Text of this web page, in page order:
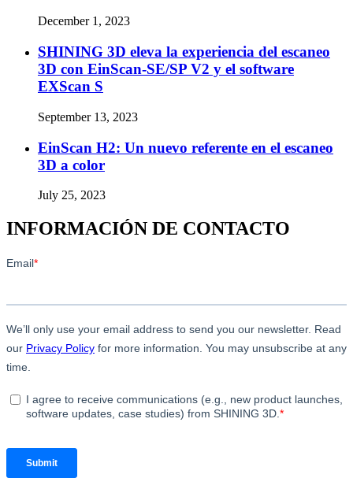
December 1, 2023
SHINING 3D eleva la experiencia del escaneo
3D con EinScan-SE/SP V2 y el software
EXScan S
September 13, 2023
EinScan H2: Un nuevo referente en el escaneo
3D a color
July 25, 2023
INFORMACIÓN DE CONTACTO